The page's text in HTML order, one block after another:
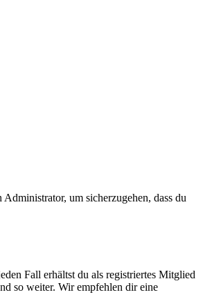
um sicherzugehen, dass du
Fall erhältst du als registriertes Mitglied
so weiter. Wir empfehlen dir eine